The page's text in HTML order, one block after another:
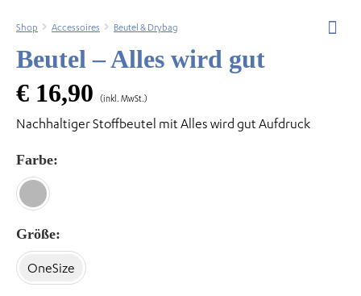
Shop Accessoires Beutel & Drybag
Beutel – Alles wird gut
€ 16,90 (inkl. MwSt.)
Nachhaltiger Stoffbeutel mit Alles wird gut Aufdruck
Farbe
Größe
OneSize